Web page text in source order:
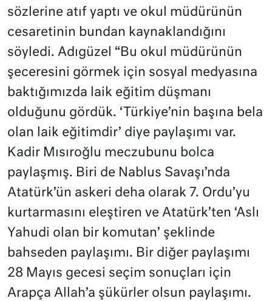
sözlerine atıf yaptı ve okul müdürünün
cesaretinin bundan kaynaklandığını
söyledi. Adıgüzel “Bu okul müdürünün
şeceresini görmek için sosyal medyasına
baktığımızda laik eğitim düşmanı
olduğunu gördük. ‘Türkiye’nin başına bela
olan laik eğitimdir’ diye paylaşımı var.
Kadir Mısıroğlu meczubunu bolca
paylaşmış. Biri de Nablus Savaşı’nda
Atatürk’ün askeri deha olarak 7. Ordu’yu
kurtarmasını eleştiren ve Atatürk’ten ‘Aslı
Yahudi olan bir komutan’ şeklinde
bahseden paylaşımı. Bir diğer paylaşımı
28 Mayıs gecesi seçim sonuçları için
Arapça Allah’a şükürler olsun paylaşımı.